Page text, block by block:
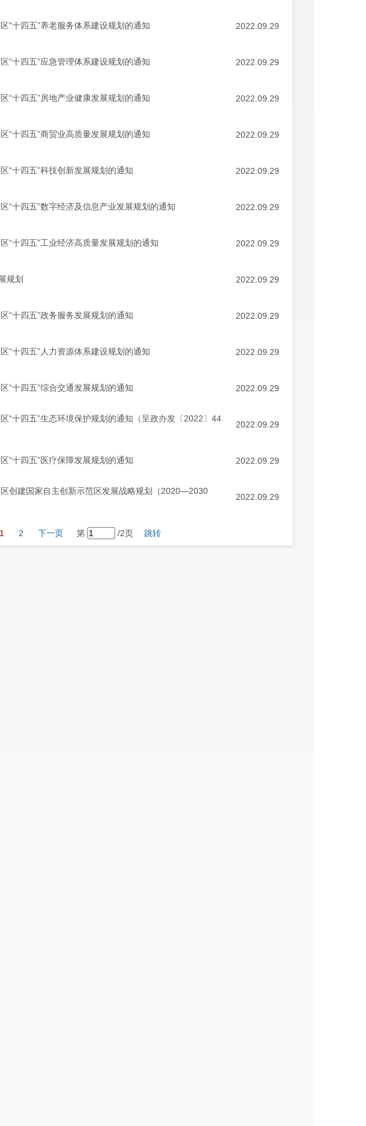
“十四五”养老服务体系建设规划的通知 2022.09.29
“十四五”应急管理体系建设规划的通知 2022.09.29
“十四五”房地产业健康发展规划的通知 2022.09.29
“十四五”商贸业高质量发展规划的通知 2022.09.29
“十四五”科技创新发展规划的通知 2022.09.29
“十四五”数字经济及信息产业发展规划的通知 2022.09.29
“十四五”工业经济高质量发展规划的通知 2022.09.29
规划 2022.09.29
“十四五”政务服务发展规划的通知 2022.09.29
“十四五”人力资源体系建设规划的通知 2022.09.29
“十四五”综合交通发展规划的通知 2022.09.29
“十四五”生态环境保护规划的通知（呈政办发〔2022〕44
2022.09.29
“十四五”医疗保障发展规划的通知 2022.09.29
创建国家自主创新示范区发展战略规划（2020—2030
2022.09.29
1 2 下一页 第 /2页 跳转